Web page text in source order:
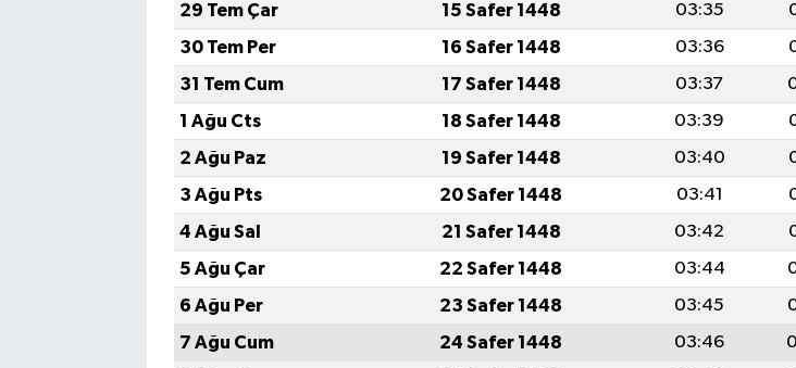
29 Tem Çar
15 Safer 1448 03:35
30 Tem Per
16 Safer 1448 03:36
31 Tem Cum
17 Safer 1448 03:37
1 Ağu Cts
18 Safer 1448 03:39
2 Ağu Paz
19 Safer 1448 03:40
3 Ağu Pts
20 Safer 1448 03:41
4 Ağu Sal
21 Safer 1448 03:42
5 Ağu Çar
22 Safer 1448 03:44
6 Ağu Per
23 Safer 1448 03:45
7 Ağu Cum
24 Safer 1448 03:46